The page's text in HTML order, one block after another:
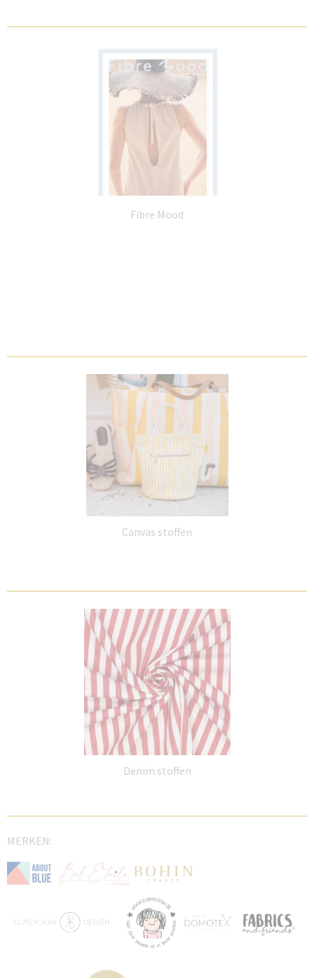
Fibre Mood
Canvas stoffen
Denim stoffen
MERKEN: